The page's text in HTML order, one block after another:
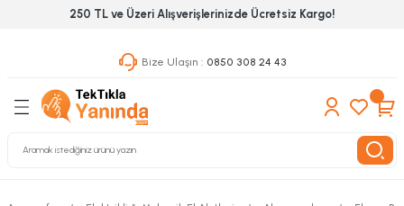
250 TL ve Üzeri Alışverişlerinizde Ücretsiz Kargo!
Bize Ulaşın : 0850 308 24 43
Geri Dön
Geri Dön
& Nalburiye
Grubu
Geri Dön